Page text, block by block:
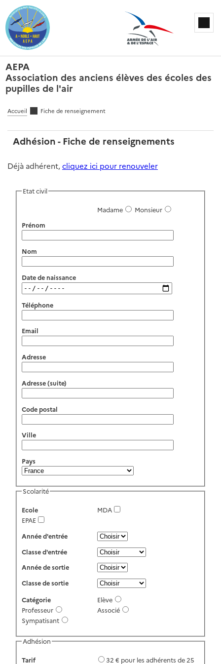
AEPA
Association des anciens élèves des écoles des
pupilles de l'air
Accueil Fiche de renseignement
Adhésion - Fiche de renseignements
Déjà adhérent,cliquez ici pour renouveler
Etat civil
Madame
Monsieur
Prénom
Nom
Date de naissance
Téléphone
Email
Adresse
Adresse (suite)
Code postal
Ville
Pays
Scolarité
Ecole
MDA
EPAE
Année d'entrée
Classe d'entrée
Année de sortie
Classe de sortie
Catégorie
Elève
Professeur
Associé
Sympatisant
Adhésion
Tarif
32 € pour les adhérents de 25